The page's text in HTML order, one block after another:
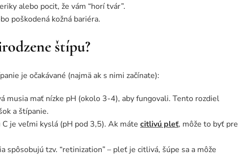
alebo pocit, že vám “horí tvár”.
poškodená kožná bariéra.
štípu?
je očakávané (najmä ak s nimi začínate):
musia mať nízke pH (okolo 3-4), aby fungovali. Tento rozdiel
a štípanie.
je veľmi kyslá (pH pod 3,5). Ak máte citlivú pleť, môže to byť pre
spôsobujú tzv. “retinization” – pleť je citlivá, šúpe sa a môže